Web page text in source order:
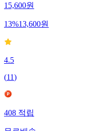
15,600원
13%13,600원
4.5
(11)
408 적립